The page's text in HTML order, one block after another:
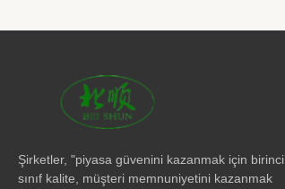
Şirketler, "piyasa güvenini kazanmak için birinci
sınıf kalite, müşteri memnuniyetini kazanmak